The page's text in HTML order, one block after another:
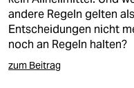
andere Regeln gelten
Entscheidungen nicht
noch an Regeln halten?
zum Beitrag